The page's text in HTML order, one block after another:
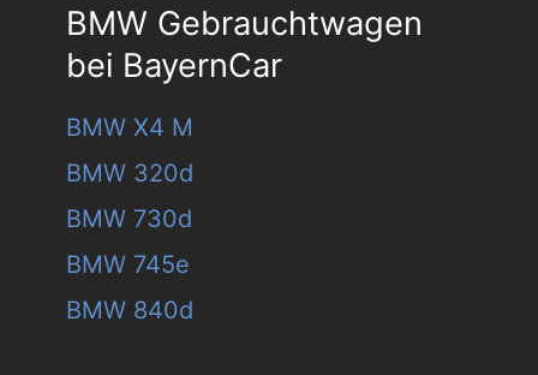
BMW Gebrauchtwagen
bei BayernCar
BMW X4 M
BMW 320d
BMW 730d
BMW 745e
BMW 840d